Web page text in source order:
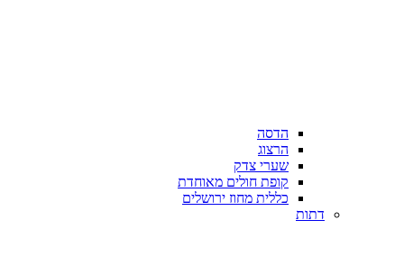
הדסה
הרצוג
שערי צדק
קופת חולים מאוחדת
כללית מחוז ירושלים
דתות